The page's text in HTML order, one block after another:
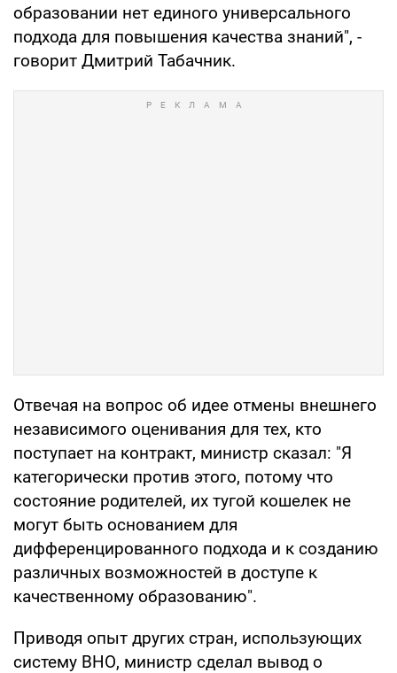
образовании нет единого универсального
подхода для повышения качества знаний", -
говорит Дмитрий Табачник.
Отвечая на вопрос об идее отмены внешнего
независимого оценивания для тех, кто
поступает на контракт, министр сказал: "Я
категорически против этого, потому что
состояние родителей, их тугой кошелек не
могут быть основанием для
дифференцированного подхода и к созданию
различных возможностей в доступе к
качественному образованию".
Приводя опыт других стран, использующих
систему ВНО, министр сделал вывод о